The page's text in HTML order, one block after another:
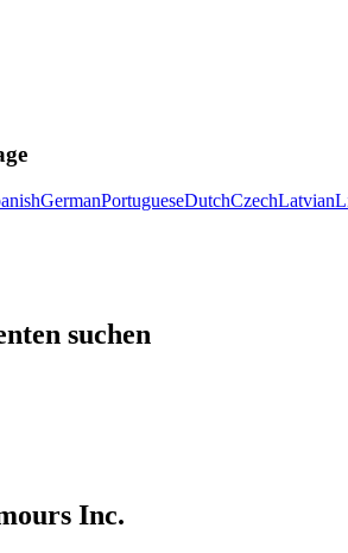
GermanPortugueseDutchCzechLatvian
suchen
Inc.